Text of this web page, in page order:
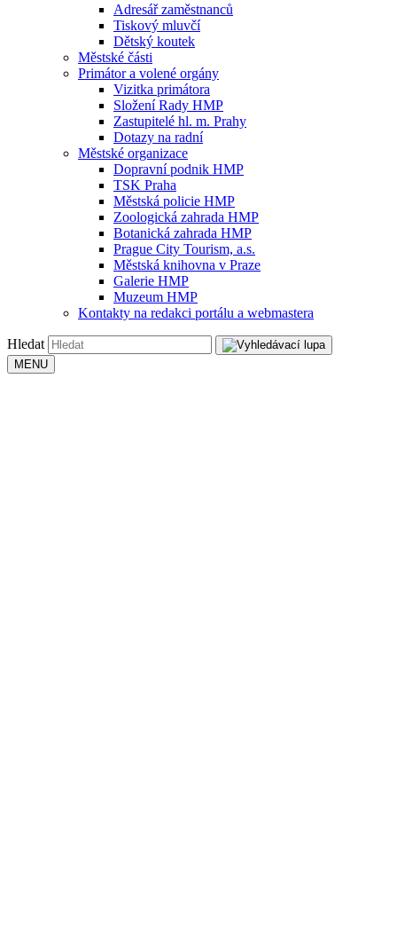
Adresář zaměstnanců
Tiskový mluvčí
Dětský koutek
Městské části
Primátor a volené orgány
Vizitka primátora
Složení Rady HMP
Zastupitelé hl. m. Prahy
Dotazy na radní
Městské organizace
Dopravní podnik HMP
TSK Praha
Městská policie HMP
Zoologická zahrada HMP
Botanická zahrada HMP
Prague City Tourism, a.s.
Městská knihovna v Praze
Galerie HMP
Muzeum HMP
Kontakty na redakci portálu a webmastera
Hledat
MENU